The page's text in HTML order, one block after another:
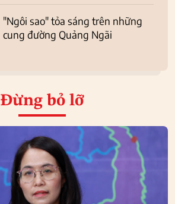
"Ngôi sao" tỏa sáng trên những
cung đường Quảng Ngãi
Đừng bỏ lỡ